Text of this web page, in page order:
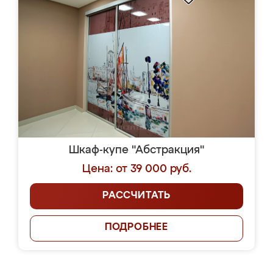
Шкаф-купе "Абстракция"
Цена: от 39 000 руб.
РАССЧИТАТЬ
ПОДРОБНЕЕ